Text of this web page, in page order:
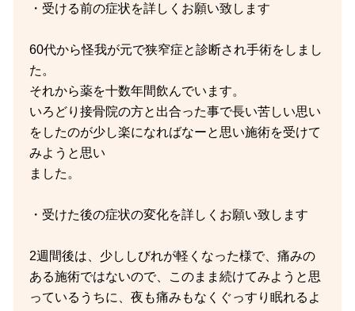
・受ける前の症状を詳しくお願い致します
60代から怪我が元で狭窄症と診断され手術をしまし
た。
それから薬を十数年間飲んでいます。
いろどり接骨院の方と出合った事で長い苦しい思い
をしたのが少し楽になればなーと思い施術を受けて
みようと思い
ました。
・受けた後の症状の変化を詳しくお願い致します
2週間後は、少ししびれが軽くなった様で、痛みの
ある施術ではないので、このまま続けてみようと思
っているうちに、夜も痛みもなくぐっすり眠れるよ